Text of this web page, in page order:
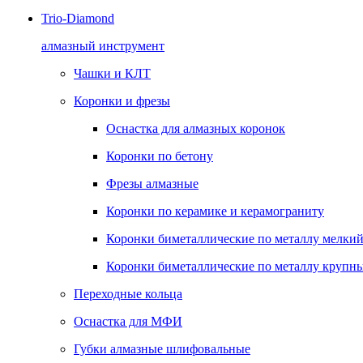
Trio-Diamond
алмазный инструмент
Чашки и КЛТ
Коронки и фрезы
Оснастка для алмазных коронок
Коронки по бетону
Фрезы алмазные
Коронки по керамике и керамограниту
Коронки биметаллические по металлу
Коронки биметаллические по металлу
Переходные кольца
Оснастка для МФИ
Губки алмазные шлифовальные